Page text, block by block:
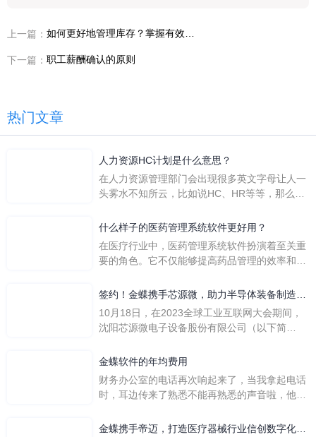
上一篇：
下一篇： 职工薪酬确认的原则
热门文章
人力资源HC计划是什么意思？
在人力资源管理部门会出现很多英文字母让人一
头雾水不知所云，比如说HC、HR等等，那么它
么呢？
什么样子的医药管理系统软件更好用？
在医疗行业中，医药管理系统软件扮演着至关重
要的角色。它不仅能够提高药品管理的效率和准
一个好用的医药管理系统软件应具备以下特点。
地进行操作。 复杂的
签约！金蝶携手芯源微，助力半导体装备制造领
先企业迈向世界
10月18日，在2023全球工业互联网大会期间，
沈阳芯源微电子设备股份有限公司（以下简
下简称“金蝶”）在辽宁沈阳签署战略合作协议。
营管控平台，从而实现公司产研一体化、业财一
体化，提升公司整体业务水平。
金蝶软件的年均费用
财务办公室的电话再次响起来了，当我拿起电话
时，耳边传来了熟悉不能再熟悉的声音啦，他就
软件过程中遇到任何问题，我都可以获得金蝶服
金蝶携手帝迈，打造医疗器械行业信创数字化标